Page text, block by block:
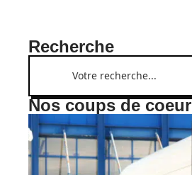
Recherche
Nos coups de coeur